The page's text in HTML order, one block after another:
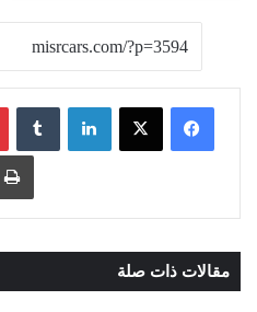
لينكدإن ‏Tumblr
مقالات ذات صلة